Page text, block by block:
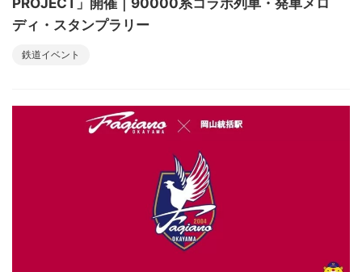
ディ・スタンプラリー
鉄道イベント